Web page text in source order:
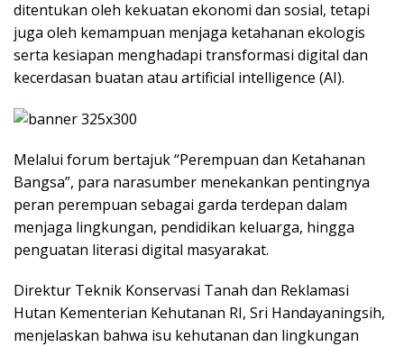
ditentukan oleh kekuatan ekonomi dan sosial, tetapi
juga oleh kemampuan menjaga ketahanan ekologis
serta kesiapan menghadapi transformasi digital dan
kecerdasan buatan atau artificial intelligence (AI).
Melalui forum bertajuk “Perempuan dan Ketahanan
Bangsa”, para narasumber menekankan pentingnya
peran perempuan sebagai garda terdepan dalam
menjaga lingkungan, pendidikan keluarga, hingga
penguatan literasi digital masyarakat.
Direktur Teknik Konservasi Tanah dan Reklamasi
Hutan Kementerian Kehutanan RI, Sri Handayaningsih,
menjelaskan bahwa isu kehutanan dan lingkungan